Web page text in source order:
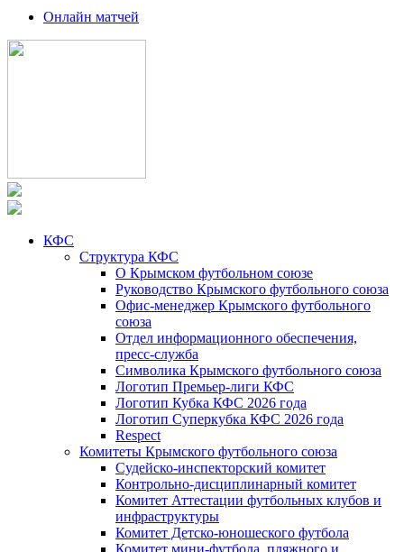
Онлайн матчей
КФС
Структура КФС
О Крымском футбольном союзе
Руководство Крымского футбольного союза
Офис-менеджер Крымского футбольного
союза
Отдел информационного обеспечения,
пресс-служба
Символика Крымского футбольного союза
Логотип Премьер-лиги КФС
Логотип Кубка КФС 2026 года
Логотип Суперкубка КФС 2026 года
Respect
Комитеты Крымского футбольного союза
Судейско-инспекторский комитет
Контрольно-дисциплинарный комитет
Комитет Аттестации футбольных клубов и
инфраструктуры
Комитет Детско-юношеского футбола
Комитет мини-футбола, пляжного и